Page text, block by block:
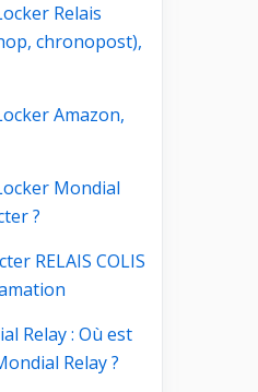
Relais
chronopost),
Amazon,
Mondial
?
RELAIS COLIS
Relay : Où est
Relay ?